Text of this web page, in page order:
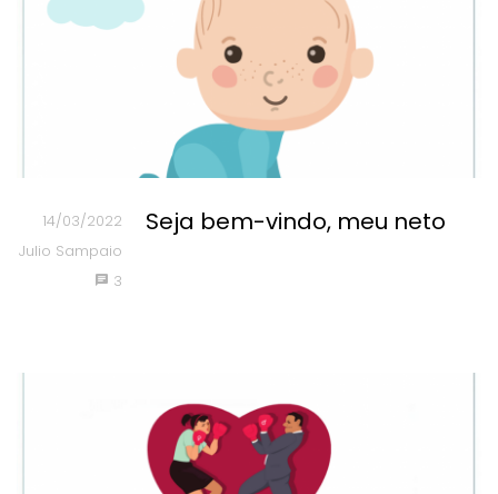
14/03/2022
Julio Sampaio
3
Seja bem-vindo, meu neto